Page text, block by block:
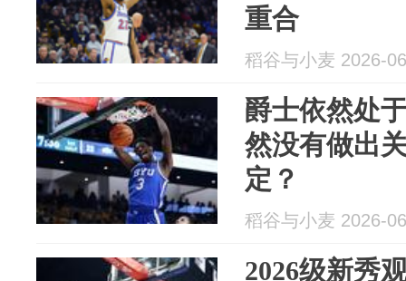
重合
稻谷与小麦 2026-
爵士依然处
然没有做出
定？
稻谷与小麦 2026-
2026级新秀